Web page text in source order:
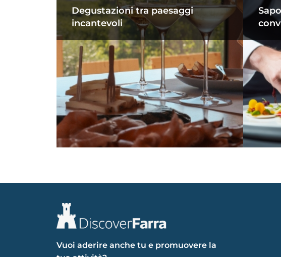
Degustazioni tra paesaggi
incantevoli
Vuoi aderire anche tu e promuovere la